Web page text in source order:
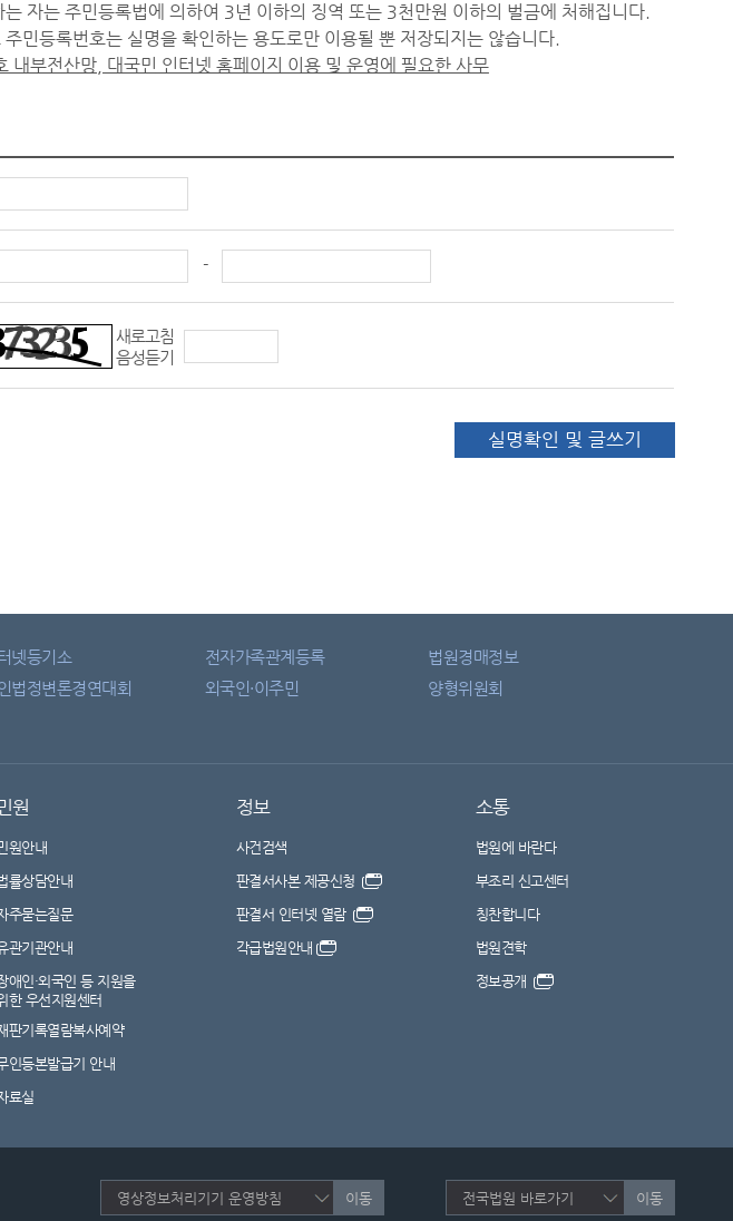
자는 주민등록법에 의하여 3년 이하의 징역 또는 3천만원 이하의 벌금에 처해집니다.
민등록번호는 실명을 확인하는 용도로만 이용될 뿐 저장되지는 않습니다.
부전산망, 대국민 인터넷 홈페이지 이용 및 운영에 필요한 사무
-
새로고침
음성듣기
실명확인 및 글쓰기
넷등기소 전자가족관계등록
법원경매정보
법정변론경연대회 외국인·이주민
양형위원회
원
원안내
률상담안내
주묻는질문
관기관안내
애인·외국인 등 지원을
한 우선지원센터
판기록열람복사예약
인등본발급기 안내
료실
정보
사건검색
판결서사본 제공신청
판결서 인터넷 열람
각급법원안내
소통
법원에 바란다
부조리 신고센터
칭찬합니다
법원견학
정보공개